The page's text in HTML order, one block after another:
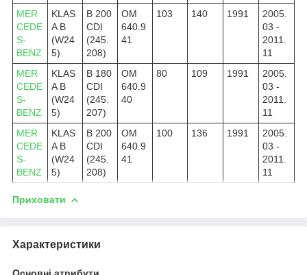
MER
CEDE
S-
BENZ
KLAS
A B
(W24
5)
B 200
CDI
(245.
208)
OM
640.9
41
103 140 1991
2005.
03 -
2011.
11
MER
CEDE
S-
BENZ
KLAS
A B
(W24
5)
B 180
CDI
(245.
207)
OM
640.9
40
80 109 1991
2005.
03 -
2011.
11
MER
CEDE
S-
BENZ
KLAS
A B
(W24
5)
B 200
CDI
(245.
208)
OM
640.9
41
100 136 1991
2005.
03 -
2011.
11
Приховати
Характеристики
Основні атрибути